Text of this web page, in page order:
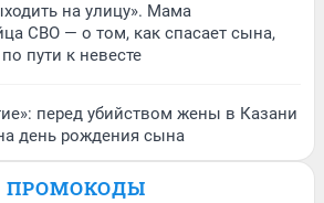
на улицу». Мама
СВО — о том, как спасает сына,
пути к невесте
перед убийством жены в Казани
день рождения сына
ПРОМОКОДЫ